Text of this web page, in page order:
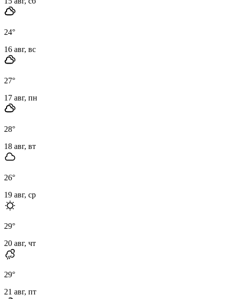
24°
16 авг, вс
27°
17 авг, пн
28°
18 авг, вт
26°
19 авг, ср
29°
20 авг, чт
29°
21 авг, пт